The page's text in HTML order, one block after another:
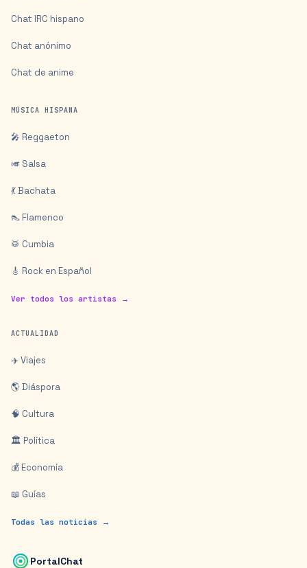
Chat IRC hispano
Chat anónimo
Chat de anime
MÚSICA HISPANA
🎤 Reggaeton
🎺 Salsa
💃 Bachata
👠 Flamenco
🥁 Cumbia
🎸 Rock en Español
Ver todos los artistas →
ACTUALIDAD
✈️ Viajes
🌎 Diáspora
🧠 Cultura
🏛️ Política
💰 Economía
📖 Guías
Todas las noticias →
PortalChat